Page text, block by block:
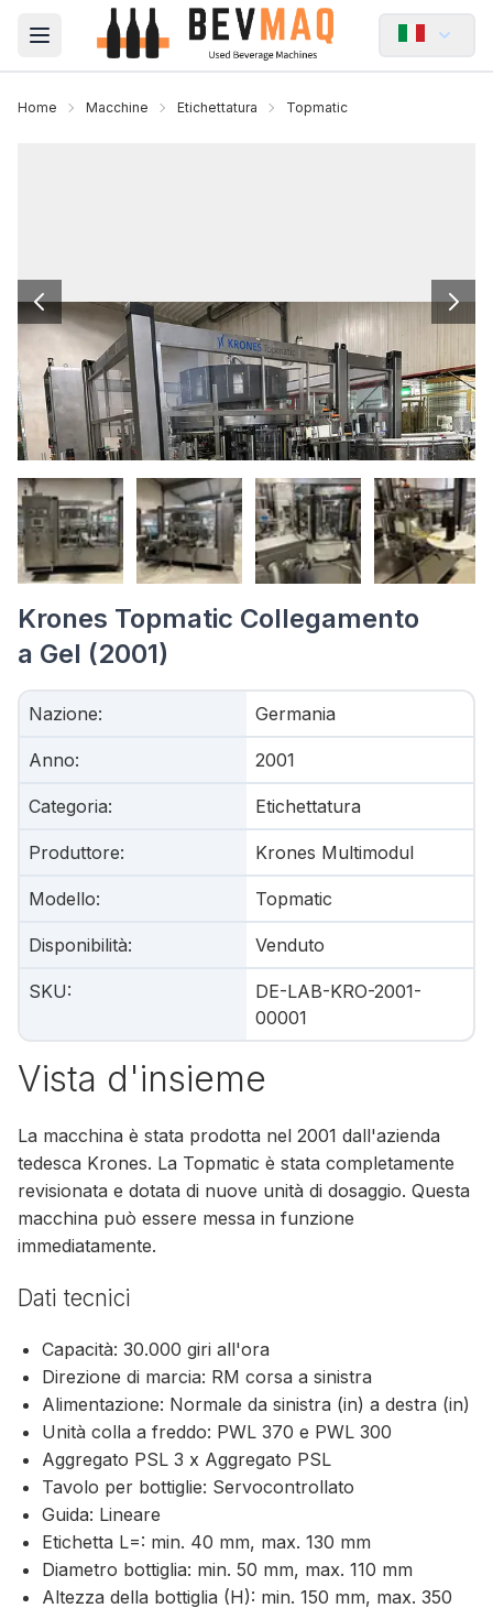
Open main menu
Home Macchine Etichettatura Topmatic
Krones Topmatic Collegamento
a Gel (2001)
Nazione: Germania
Anno: 2001
Categoria: Etichettatura
Produttore: Krones Multimodul
Modello: Topmatic
Disponibilità: Venduto
SKU:
DE-LAB-KRO-2001-
00001
Vista d'insieme
La macchina è stata prodotta nel 2001 dall'azienda
tedesca Krones. La Topmatic è stata completamente
revisionata e dotata di nuove unità di dosaggio. Questa
macchina può essere messa in funzione
immediatamente.
Dati tecnici
Capacità: 30.000 giri all'ora
Direzione di marcia: RM corsa a sinistra
Alimentazione: Normale da sinistra (in) a destra (in)
Unità colla a freddo: PWL 370 e PWL 300
Aggregato PSL 3 x Aggregato PSL
Tavolo per bottiglie: Servocontrollato
Guida: Lineare
Etichetta L=: min. 40 mm, max. 130 mm
Diametro bottiglia: min. 50 mm, max. 110 mm
Altezza della bottiglia (H): min. 150 mm, max. 350